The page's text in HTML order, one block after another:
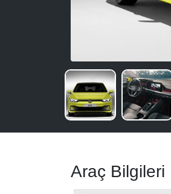
Araç Bilgileri